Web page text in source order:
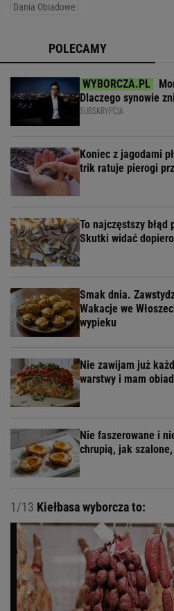
Dania Obiadowe
POLECAMY
Dlaczego synowie
SUBSKRYPCJA
Koniec z jagodami
trik ratuje pierogi
To najczęstszy błąd
Skutki widać
Smak dnia.
Wakacje we
wypieku
Nie zawijam już
warstwy i mam
Nie faszerowane i
chrupią, jak
1/13 Kiełbasa wyborcza to: